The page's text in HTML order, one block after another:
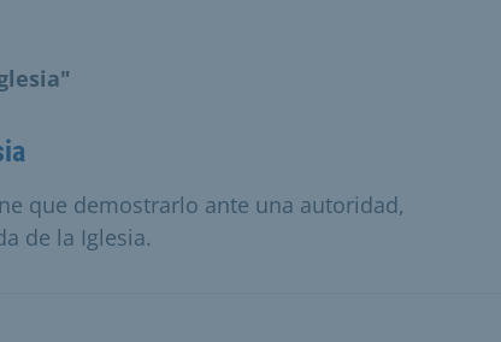
que demostrarlo ante una autoridad,
de la Iglesia.